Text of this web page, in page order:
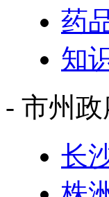
药
知
- 市州
长